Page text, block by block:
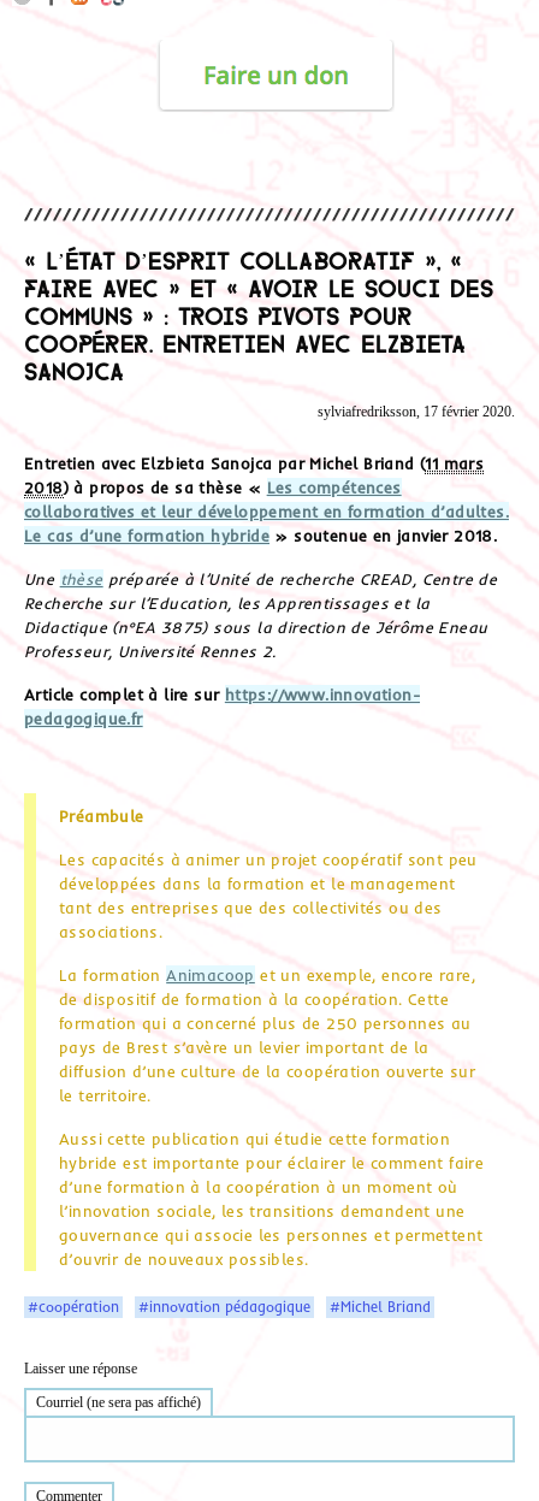
« L’état d’esprit collaboratif », «
faire avec » et « avoir le souci des
communs » : trois pivots pour
coopérer. Entretien avec Elzbieta
Sanojca
sylviafredriksson, 17 février 2020.
Entretien avec Elzbieta Sanojca par Michel Briand (11 mars
2018) à propos de sa thèse « Les compétences
collaboratives et leur développement en formation d’adultes.
Le cas d’une formation hybride » soutenue en janvier 2018.
Une thèse préparée à l’Unité de recherche CREAD, Centre de
Recherche sur l’Education, les Apprentissages et la
Didactique (n°EA 3875) sous la direction de Jérôme Eneau
Professeur, Université Rennes 2.
Article complet à lire sur https://www.innovation-
pedagogique.fr
Préambule
Les capacités à animer un projet coopératif sont peu
développées dans la formation et le management
tant des entreprises que des collectivités ou des
associations.
La formationAnimacoop et un exemple, encore rare,
de dispositif de formation à la coopération. Cette
formation qui a concerné plus de 250 personnes au
pays de Brest s’avère un levier important de la
diffusion d’une culture de la coopération ouverte sur
le territoire.
Aussi cette publication qui étudie cette formation
hybride est importante pour éclairer le comment faire
d’une formation à la coopération à un moment où
l’innovation sociale, les transitions demandent une
gouvernance qui associe les personnes et permettent
d’ouvrir de nouveaux possibles.
#coopération #innovation pédagogique #Michel Briand
Laisser une réponse
Courriel (ne sera pas affiché)
Commenter